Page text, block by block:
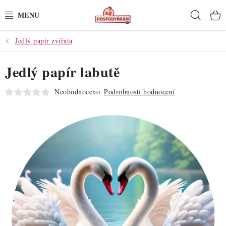
na
POTŘEBY
POMŮCKY
SUROVINY
PRO OSLAVY
DO KUCHYNĚ
POCHUTINY
Jedlý papír zvířata
Jedlý papír labutě
Neohodnoceno Podrobnosti hodnocení